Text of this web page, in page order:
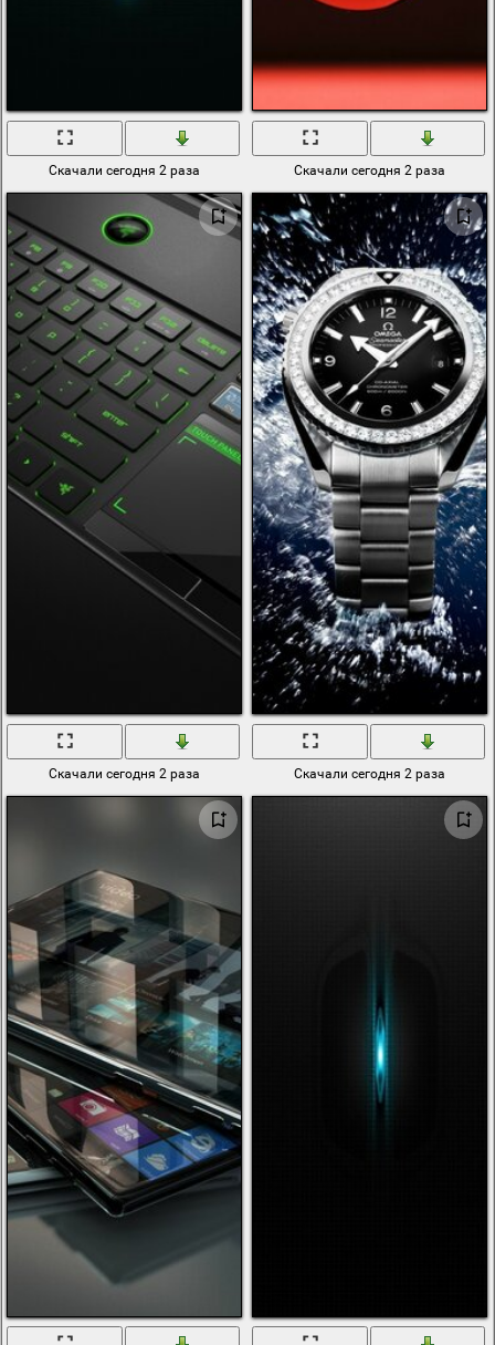
Скачали сегодня 2 раза Скачали сегодня 2 раза
Скачали сегодня 2 раза Скачали сегодня 2 раза